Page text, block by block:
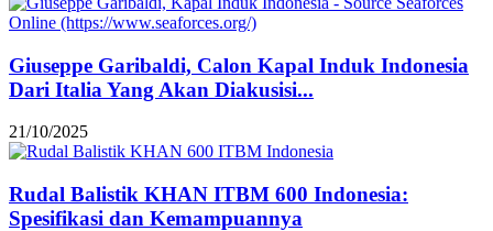
Giuseppe Garibaldi, Calon Kapal Induk Indonesia
Dari Italia Yang Akan Diakusisi...
21/10/2025
Rudal Balistik KHAN ITBM 600 Indonesia:
Spesifikasi dan Kemampuannya